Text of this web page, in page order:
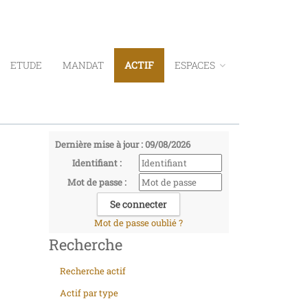
ETUDE MANDAT ACTIF ESPACES
Dernière mise à jour : 09/08/2026
Identifiant :
Mot de passe :
Mot de passe oublié ?
Recherche
Recherche actif
Actif par type